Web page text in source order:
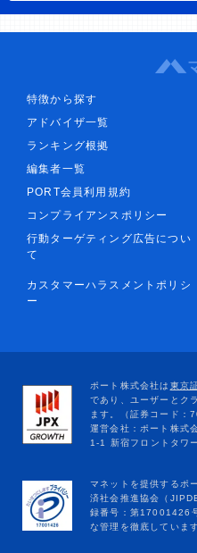
特徴から探す
アドバイザ一覧
ランキング根拠
編集者一覧
PORT会員利用規約
コンプライアンスポリシー
行動ターゲティング広告につい
て
カスタマーハラスメントポリシ
ー